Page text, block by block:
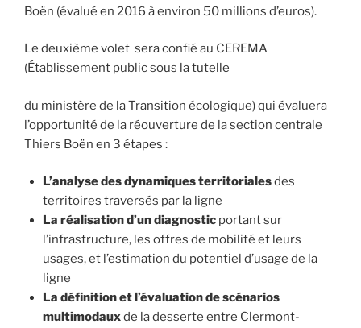
Boën (évalué en 2016 à environ 50 millions d’euros).
Le deuxième volet sera confié au CEREMA
(Établissement public sous la tutelle
du ministère de la Transition écologique) qui évaluera
l’opportunité de la réouverture de la section centrale
Thiers Boën en 3 étapes :
L’analyse des dynamiques territorialesdes
territoires traversés par la ligne
La réalisation d’un diagnosticportant sur
l’infrastructure, les offres de mobilité et leurs
usages, et l’estimation du potentiel d’usage de la
ligne
La définition et l’évaluation de scénarios
multimodauxde la desserte entre Clermont-